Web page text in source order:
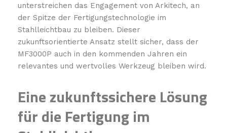
unterstreichen das Engagement von Arkitech, an
der Spitze der Fertigungstechnologie im
Stahlleichtbau zu bleiben. Dieser
zukunftsorientierte Ansatz stellt sicher, dass der
MF3000P auch in den kommenden Jahren ein
relevantes und wertvolles Werkzeug bleiben wird.
Eine zukunftssichere Lösung
für die Fertigung im